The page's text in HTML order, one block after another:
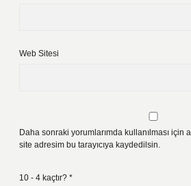
Web Sitesi
Daha sonraki yorumlarımda kullanılması için
site adresim bu tarayıcıya kaydedilsin.
10 - 4 kaçtır? *